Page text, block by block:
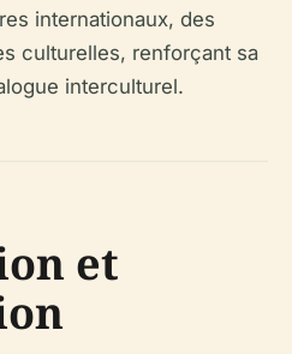
internationaux, des
culturelles, renforçant sa
interculturel.
et